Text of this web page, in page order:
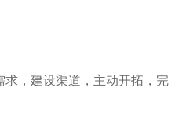
求，建设渠道，主动开拓，完